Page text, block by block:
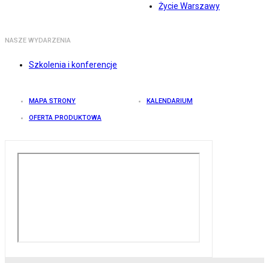
Życie Warszawy
NASZE WYDARZENIA
Szkolenia i konferencje
MAPA STRONY KALENDARIUM
OFERTA PRODUKTOWA